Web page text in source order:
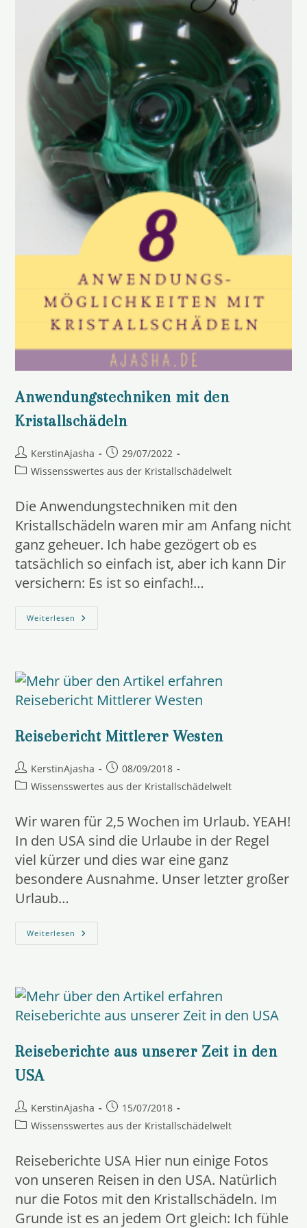
Anwendungstechniken mit den
Kristallschädeln
Beitrags-
Autor:
KerstinAjasha
Beitrag
veröffentlicht:
29/07/2022
Beitrags-
Wissensswertes aus der Kristallschädelwelt
Die Anwendungstechniken mit den
Kristallschädeln waren mir am Anfang nicht
ganz geheuer. Ich habe gezögert ob es
tatsächlich so einfach ist, aber ich kann Dir
versichern: Es ist so einfach!…
Weiterlesen Anwendungstechniken
Mit
Reisebericht Mittlerer Westen
Beitrags-
Autor:
KerstinAjasha
Beitrag
veröffentlicht:
08/09/2018
Beitrags-
Wissensswertes aus der Kristallschädelwelt
Wir waren für 2,5 Wochen im Urlaub. YEAH!
In den USA sind die Urlaube in der Regel
viel kürzer und dies war eine ganz
besondere Ausnahme. Unser letzter großer
Urlaub…
Weiterlesen Reisebericht
Mittlerer
Reiseberichte aus unserer Zeit in den
USA
Beitrags-
Autor:
KerstinAjasha
Beitrag
veröffentlicht:
15/07/2018
Beitrags-
Wissensswertes aus der Kristallschädelwelt
Reiseberichte USA Hier nun einige Fotos
von unseren Reisen in den USA. Natürlich
nur die Fotos mit den Kristallschädeln. Im
Grunde ist es an jedem Ort gleich: Ich fühle